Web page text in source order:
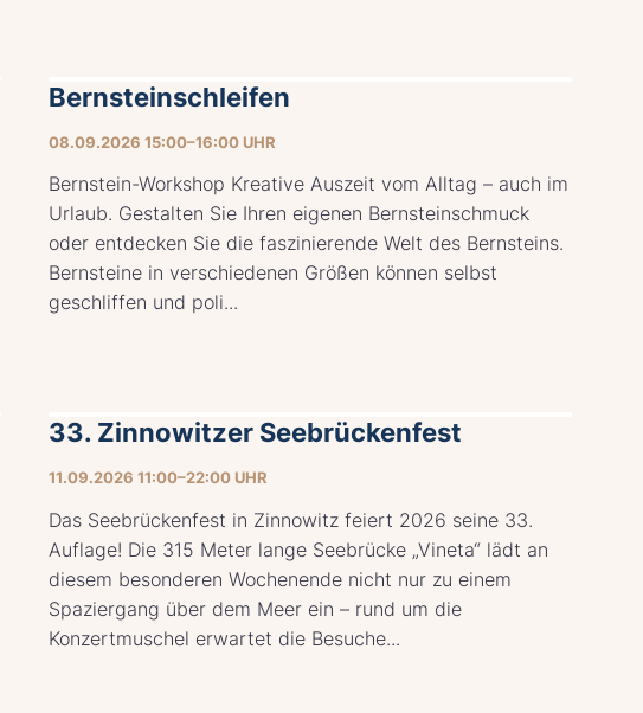
08.09.2026 15:00–16:00 UHR
Bernsteinschleifen
Bernstein-Workshop Kreative Auszeit vom Alltag – auch im
Urlaub. Gestalten Sie Ihren eigenen Bernsteinschmuck
oder entdecken Sie die faszinierende Welt des Bernsteins.
Bernsteine in verschiedenen Größen können selbst
geschliffen und poli...
11.09.2026 11:00–22:00 UHR
33. Zinnowitzer Seebrückenfest
Das Seebrückenfest in Zinnowitz feiert 2026 seine 33.
Auflage! Die 315 Meter lange Seebrücke „Vineta“ lädt an
diesem besonderen Wochenende nicht nur zu einem
Spaziergang über dem Meer ein – rund um die
Konzertmuschel erwartet die Besuche...